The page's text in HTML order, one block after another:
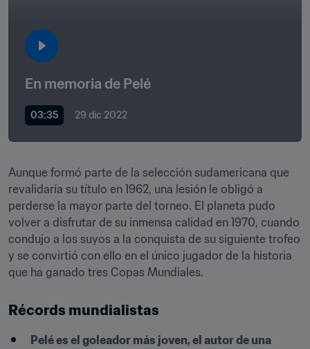
03:35 29 dic 2022
Aunque formó parte de la selección sudamericana que
revalidaría su título en 1962, una lesión le obligó a
perderse la mayor parte del torneo. El planeta pudo
volver a disfrutar de su inmensa calidad en 1970, cuando
condujo a los suyos a la conquista de su siguiente trofeo
y se convirtió con ello en el único jugador de la historia
que ha ganado tres Copas Mundiales.
Récords mundialistas
Pelé es el goleador más joven, el autor de una